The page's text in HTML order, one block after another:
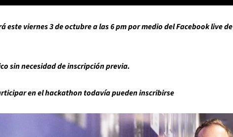
este viernes 3 de octubre a las 6 pm por medio del Facebook live de
sin necesidad de inscripción previa.
en el hackathon todavía pueden inscribirse